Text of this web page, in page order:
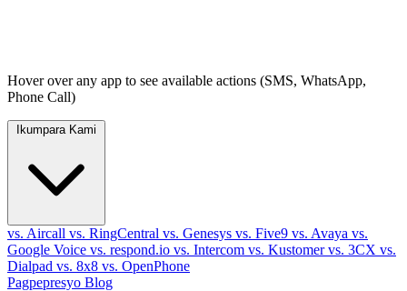
Hover over any app to see available actions (SMS, WhatsApp,
Phone Call)
vs. Aircall vs. RingCentral vs. Genesys vs. Five9 vs. Avaya vs.
Google Voice vs. respond.io vs. Intercom vs. Kustomervs. 3CX vs.
Dialpad vs. 8x8 vs. OpenPhone
Pagpepresyo Blog